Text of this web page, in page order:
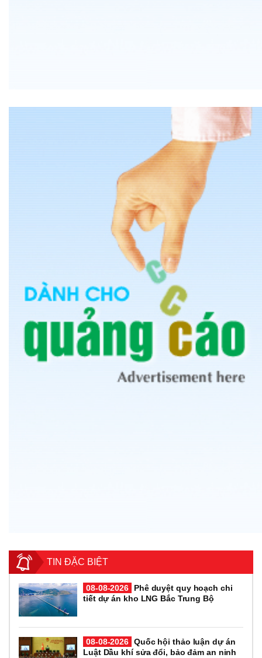
TIN ĐẶC BIỆT
08-08-2026
Phê duyệt quy hoạch chi
tiết dự án kho LNG Bắc Trung Bộ
08-08-2026 Quốc hội thảo luận dự án
Luật Dầu khí sửa đổi, bảo đảm an ninh